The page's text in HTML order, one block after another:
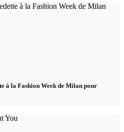
à la Fashion Week de Milan pour